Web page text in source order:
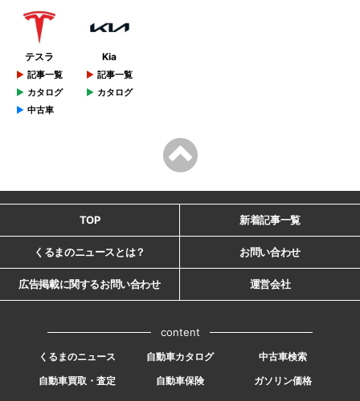
テスラ
記事一覧
カタログ
中古車
Kia
記事一覧
カタログ
TOP 新着記事一覧
くるまのニュースとは？ お問い合わせ
広告掲載に関するお問い合わせ 運営会社
content
くるまのニュース 自動車カタログ
中古車検索
自動車買取・査定
自動車保険 ガソリン価格